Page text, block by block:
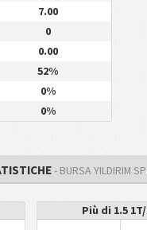
7.00
0
0.00
52%
0%
0%
- BURSA YILDIRIM
Più di 1.5